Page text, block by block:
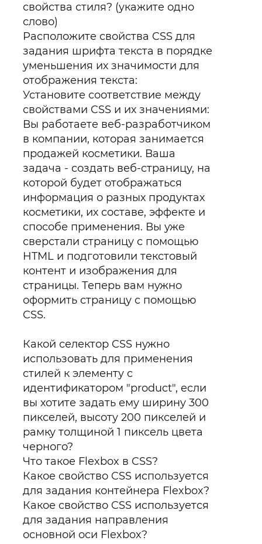
свойства стиля? (укажите одно
слово)
Расположите свойства CSS для
задания шрифта текста в порядке
уменьшения их значимости для
отображения текста:
Установите соответствие между
свойствами CSS и их значениями:
Вы работаете веб-разработчиком
в компании, которая занимается
продажей косметики. Ваша
задача - создать веб-страницу, на
которой будет отображаться
информация о разных продуктах
косметики, их составе, эффекте и
способе применения. Вы уже
сверстали страницу с помощью
HTML и подготовили текстовый
контент и изображения для
страницы. Теперь вам нужно
оформить страницу с помощью
CSS.
Какой селектор CSS нужно
использовать для применения
стилей к элементу с
идентификатором "product", если
вы хотите задать ему ширину 300
пикселей, высоту 200 пикселей и
рамку толщиной 1 пиксель цвета
черного?
Что такое Flexbox в CSS?
Какое свойство CSS используется
для задания контейнера Flexbox?
Какое свойство CSS используется
для задания направления
основной оси Flexbox?